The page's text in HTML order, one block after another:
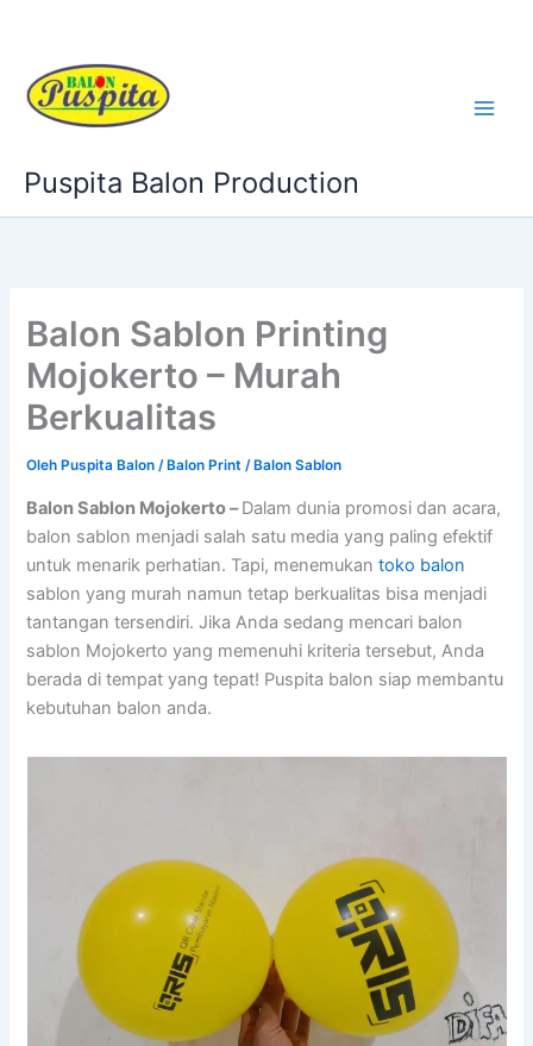
konten
Puspita Balon Production
Balon Sablon Printing
Mojokerto – Murah
Berkualitas
Oleh Puspita Balon/ Balon Print / Balon Sablon
Balon Sablon Mojokerto –Dalam dunia promosi dan acara,
balon sablon menjadi salah satu media yang paling efektif
untuk menarik perhatian. Tapi, menemukantoko balon
sablon yang murah namun tetap berkualitas bisa menjadi
tantangan tersendiri. Jika Anda sedang mencari balon
sablon Mojokerto yang memenuhi kriteria tersebut, Anda
berada di tempat yang tepat! Puspita balon siap membantu
kebutuhan balon anda.